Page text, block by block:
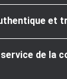
et
de la